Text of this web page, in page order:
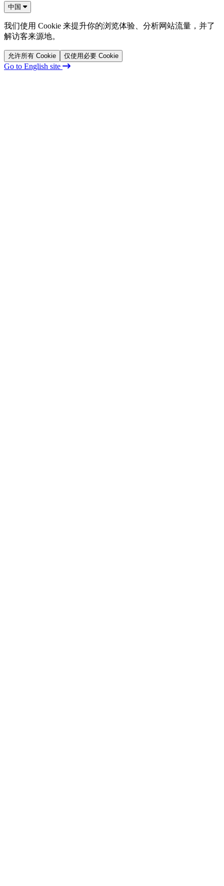
中国
我们使用 Cookie 来提升你的浏览体验、分析网站流量，并了
解访客来源地。
允许所有 Cookie 仅使用必要 Cookie
Go to English site